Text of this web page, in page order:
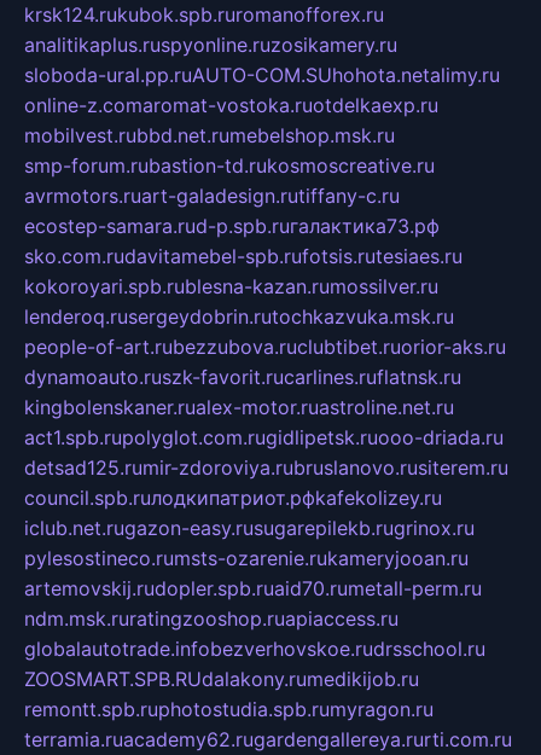
krsk124.rukubok.spb.ruromanofforex.ru
analitikaplus.ruspyonline.ruzosikamery.ru
sloboda-ural.pp.ruAUTO-COM.SUhohota.netalimy.ru
online-z.comaromat-vostoka.ruotdelkaexp.ru
mobilvest.rubbd.net.rumebelshop.msk.ru
smp-forum.rubastion-td.rukosmoscreative.ru
avrmotors.ruart-galadesign.rutiffany-c.ru
ecostep-samara.rud-p.spb.ruгалактика73.рф
sko.com.rudavitamebel-spb.rufotsis.rutesiaes.ru
kokoroyari.spb.rublesna-kazan.rumossilver.ru
lenderoq.rusergeydobrin.rutochkazvuka.msk.ru
people-of-art.rubezzubova.ruclubtibet.ruorior-aks.ru
dynamoauto.ruszk-favorit.rucarlines.ruflatnsk.ru
kingbolenskaner.rualex-motor.ruastroline.net.ru
act1.spb.rupolyglot.com.rugidlipetsk.ruooo-driada.ru
detsad125.rumir-zdoroviya.rubruslanovo.rusiterem.ru
council.spb.ruлодкипатриот.рфkafekolizey.ru
iclub.net.rugazon-easy.rusugarepilekb.rugrinox.ru
pylesostineco.rumsts-ozarenie.rukameryjooan.ru
artemovskij.rudopler.spb.ruaid70.rumetall-perm.ru
ndm.msk.ruratingzooshop.ruapiaccess.ru
globalautotrade.infobezverhovskoe.rudrsschool.ru
ZOOSMART.SPB.RUdalakony.rumedikijob.ru
remontt.spb.ruphotostudia.spb.rumyragon.ru
terramia.ruacademy62.rugardengallereya.rurti.com.ru